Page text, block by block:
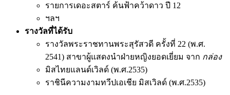
รายการเดอะสตาร์ ค้นฟ้าคว้าดาว ปี 12
ฯลฯ
รางวัลที่ได้รับ
รางวัลพระราชทานพระสุรัสวดี ครั้งที่ 22 (พ.ศ.
2541) สาขาผู้แสดงนำฝ่ายหญิงยอดเยี่ยม จาก กล่อง
มิสไทยแลนด์เวิลด์ (พ.ศ.2535)
ราชินีความงามทวีปเอเชีย มิสเวิลด์ (พ.ศ.2535)